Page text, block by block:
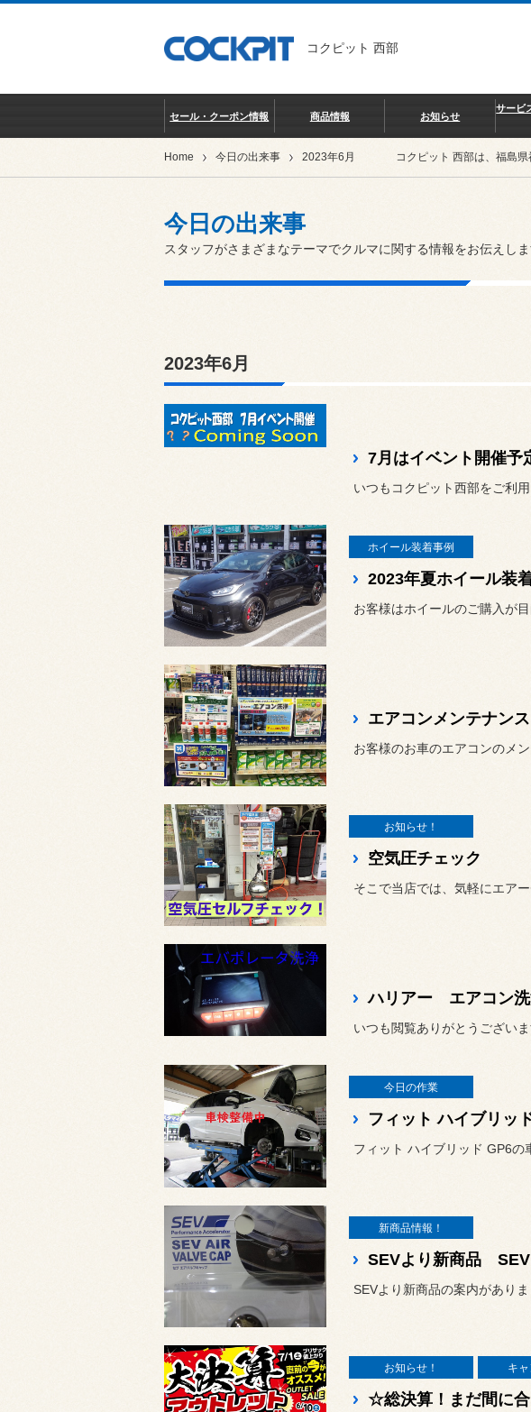
コクピット 西部
セール・クーポン情報 商品情報 お知らせ
サービ
Home 今日の出来事 2023年6月 コクピット 西部は、福島
今日の出来事
スタッフがさまざまなテーマでクルマに関する情報をお伝えしま
2023年6月
7月はイベント開催予
いつもコクピット西部をご利
ホイール装着事例
お客様はホイールのご購入が
エアコンメンテナン
お客様のお車のエアコンのメ
お知らせ！
空気圧チェック
そこで当店では、気軽にエア
ハリアー エアコン
今日の作業
フィット ハイブリ
フィット ハイブリッド GP6の
新商品情報！
SEVより新商品
SEVより新商品の案内がありま
お知らせ！ キ
☆総決算！まだ間に合